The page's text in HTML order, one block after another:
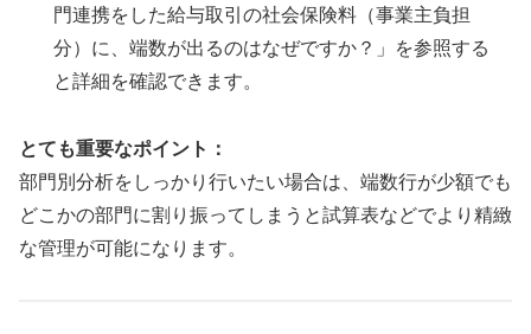
門連携をした給与取引の社会保険料（事業主負担
分）に、端数が出るのはなぜですか？」を参照する
と詳細を確認できます。
とても重要なポイント：
部門別分析をしっかり行いたい場合は、端数行が少額でも
どこかの部門に割り振ってしまうと試算表などでより精緻
な管理が可能になります。